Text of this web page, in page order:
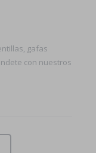
gafas
con nuestros